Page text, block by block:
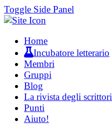
Toggle Side Panel
Home
Incubatore letterario
Membri
Gruppi
Blog
La rivista degli scrittori
Punti
Aiuto!